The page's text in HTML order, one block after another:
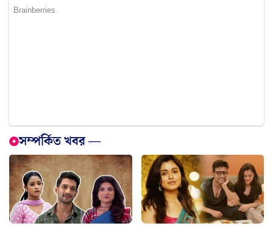
সম্পর্কিত খবর —